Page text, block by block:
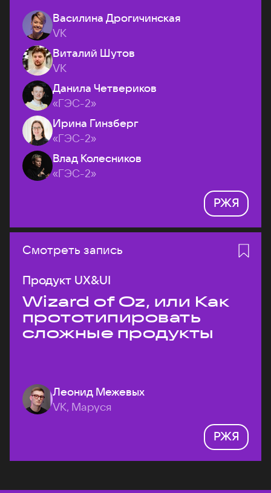
Василина Дрогичинская
VK
Виталий Шутов
VK
Данила Четвериков
«ГЭС-2»
Ирина Гинзберг
«ГЭС-2»
Влад Колесников
«ГЭС-2»
РЖЯ
Смотреть запись
Продукт UX&UI
Wizard of Oz, или Как
прототипировать
сложные продукты
Леонид Межевых
VK, Маруся
РЖЯ